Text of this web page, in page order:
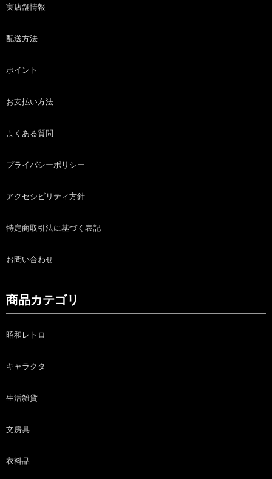
実店舗情報
配送方法
ポイント
お支払い方法
よくある質問
プライバシーポリシー
アクセシビリティ方針
特定商取引法に基づく表記
お問い合わせ
商品カテゴリ
昭和レトロ
キャラクタ
生活雑貨
文房具
衣料品